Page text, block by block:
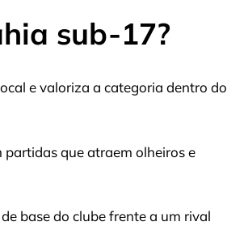
sub-17?
e valoriza a categoria dentro do
partidas que atraem olheiros e
base do clube frente a um rival